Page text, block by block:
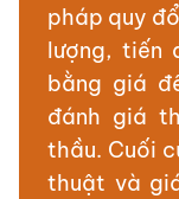
pháp quy
lượng, tiến
bằng giá
đánh giá
thầu. Cuối
thuật và